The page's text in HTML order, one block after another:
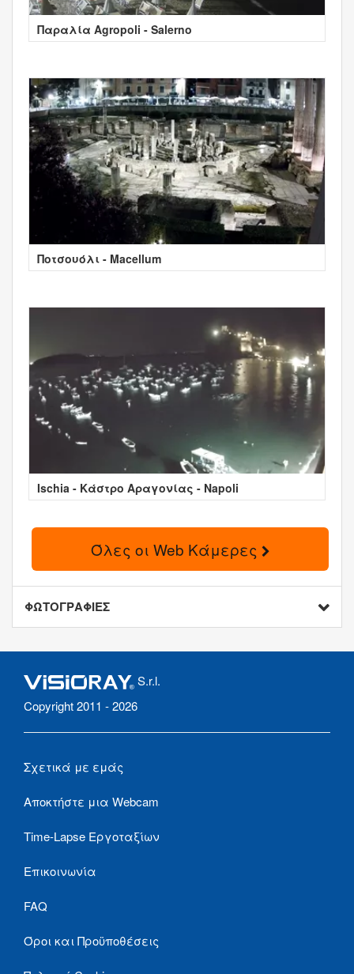
Παραλία Agropoli - Salerno
Ποτσουόλι - Macellum
Ischia - Κάστρο Αραγονίας - Napoli
Όλες οι Web Κάμερες
ΦΩΤΟΓΡΑΦΙΕΣ
S.r.l.
Copyright 2011 - 2026
Σχετικά με εμάς
Αποκτήστε μια Webcam
Time-Lapse Εργοταξίων
Επικοινωνία
FAQ
Όροι και Προϋποθέσεις